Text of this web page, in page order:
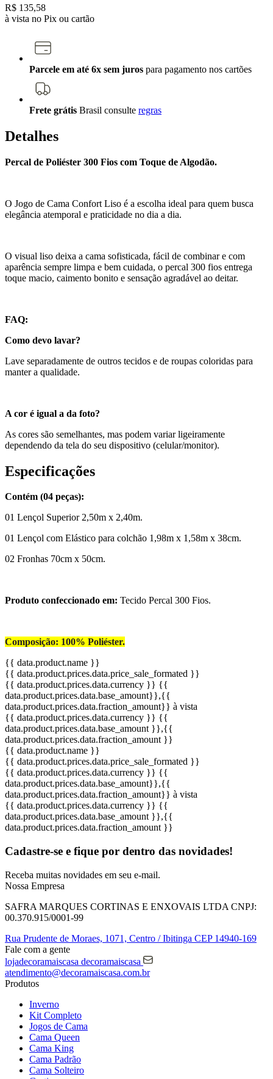
R$ 135,58
à vista no Pix ou cartão
Parcele em até 6x sem juros para pagamento nos cartões
Frete grátis Brasil consulte regras
Detalhes
Percal de Poliéster 300 Fios com Toque de Algodão.
O Jogo de Cama Confort Liso é a escolha ideal para quem busca
elegância atemporal e praticidade no dia a dia.
O visual liso deixa a cama sofisticada, fácil de combinar e com
aparência sempre limpa e bem cuidada, o percal 300 fios entrega
toque macio, caimento bonito e sensação agradável ao deitar.
FAQ:
Como devo lavar?
Lave separadamente de outros tecidos e de roupas coloridas para
manter a qualidade.
A cor é igual a da foto?
As cores são semelhantes, mas podem variar ligeiramente
dependendo da tela do seu dispositivo (celular/monitor).
Especificações
Contém (04 peças):
01 Lençol Superior 2,50m x 2,40m.
01 Lençol com Elástico para colchão 1,98m x 1,58m x 38cm.
02 Fronhas 70cm x 50cm.
Produto confeccionado em: Tecido Percal 300 Fios.
Composição: 100% Poliéster.
{{ data.product.name }}
{{ data.product.prices.data.price_sale_formated }}
{{ data.product.prices.data.currency }} {{
data.product.prices.data.base_amount}},{{
data.product.prices.data.fraction_amount}} à vista
{{ data.product.prices.data.currency }} {{
data.product.prices.data.base_amount }},{{
data.product.prices.data.fraction_amount }}
{{ data.product.name }}
{{ data.product.prices.data.price_sale_formated }}
{{ data.product.prices.data.currency }} {{
data.product.prices.data.base_amount}},{{
data.product.prices.data.fraction_amount}} à vista
{{ data.product.prices.data.currency }} {{
data.product.prices.data.base_amount }},{{
data.product.prices.data.fraction_amount }}
Cadastre-se e fique por dentro das novidades!
Receba muitas novidades em seu e-mail.
Nossa Empresa
SAFRA MARQUES CORTINAS E ENXOVAIS LTDA CNPJ:
00.370.915/0001-99
Rua Prudente de Moraes, 1071, Centro / Ibitinga CEP 14940-169
Fale com a gente
lojadecoramaiscasa decoramaiscasa
atendimento@decoramaiscasa.com.br
Produtos
Inverno
Kit Completo
Jogos de Cama
Cama Queen
Cama King
Cama Padrão
Cama Solteiro